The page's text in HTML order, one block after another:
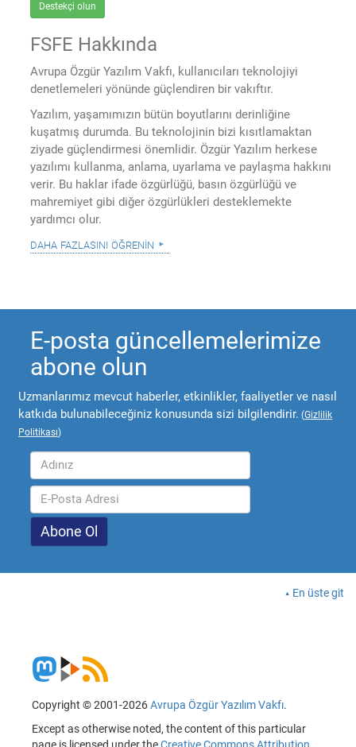
Destekçi olun
FSFE Hakkında
Avrupa Özgür Yazılım Vakfı, kullanıcıları teknolojiyi
denetlemeleri yönünde güçlendiren bir vakıftır.
Yazılım, yaşamımızın bütün boyutlarını derinliğine
kuşatmış durumda. Bu teknolojinin bizi kısıtlamaktan
ziyade güçlendirmesi önemlidir. Özgür Yazılım herkese
yazılımı kullanma, anlama, uyarlama ve paylaşma hakkını
verir. Bu haklar ifade özgürlüğü, basın özgürlüğü ve
mahremiyet gibi diğer özgürlükleri desteklemekte
yardımcı olur.
daha fazlasını öğrenin
E-posta güncellemelerimize
abone olun
Uzmanlarımız mevcut haberler, etkinlikler, faaliyetler ve nasıl
katkıda bulunabileceğiniz konusunda sizi bilgilendirir. (Gizlilik
Politikası)
En üste git
Copyright © 2001-2026Avrupa Özgür Yazılım Vakfı.
Except as otherwise noted, the content of this particular